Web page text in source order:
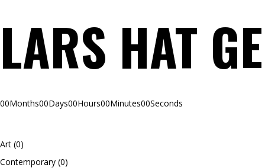
LARS HAT
00Months00Days00Hours00Minutes00Seconds
Art (0)
Contemporary (0)